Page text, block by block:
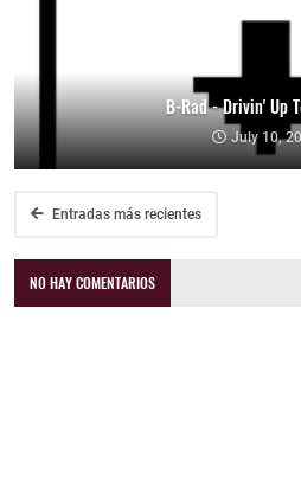
B-Rad - Drivin' Up
July 10,
Entradas más recientes
NO HAY COMENTARIOS